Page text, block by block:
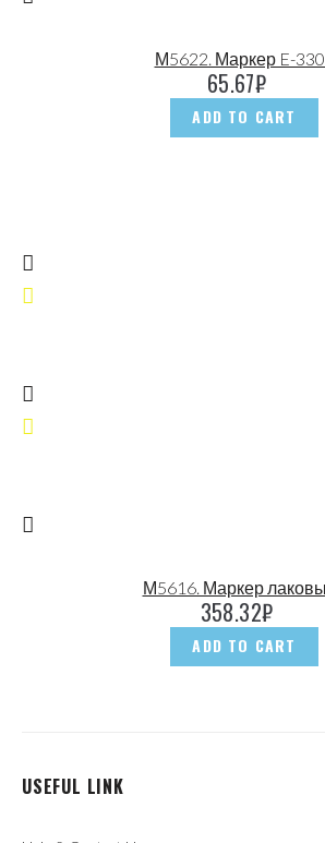
М5622. Маркер E-
65.67₽
ADD TO CART
М5616. Маркер
358.32₽
ADD TO CART
USEFUL LINK